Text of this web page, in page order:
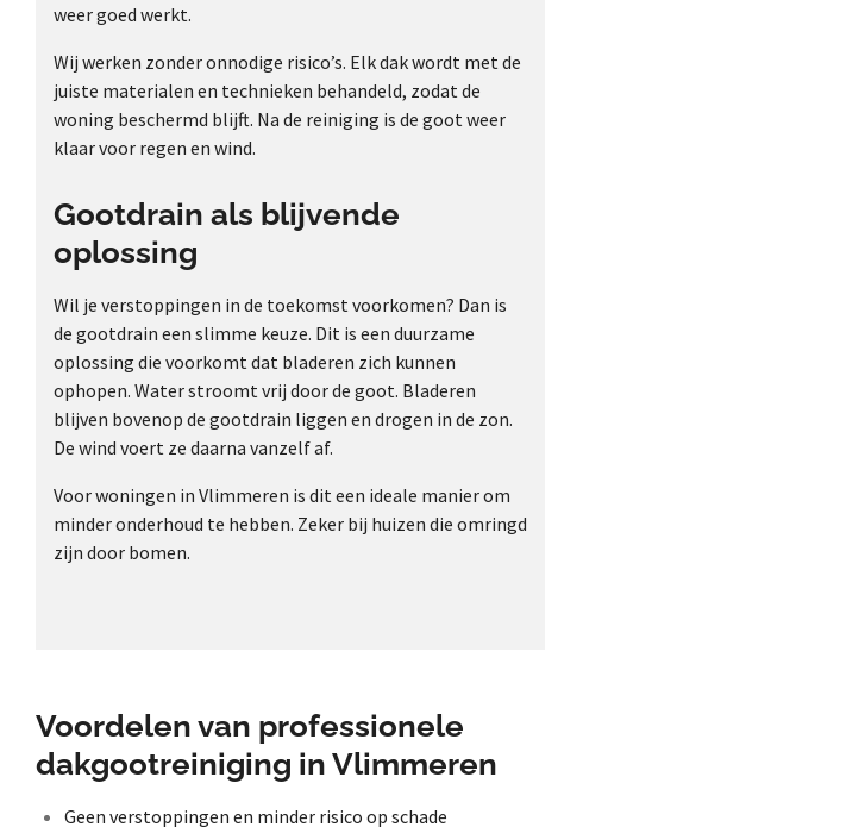
weer goed werkt.
Wij werken zonder onnodige risico’s. Elk dak wordt met de
juiste materialen en technieken behandeld, zodat de
woning beschermd blijft. Na de reiniging is de goot weer
klaar voor regen en wind.
Gootdrain als blijvende
oplossing
Wil je verstoppingen in de toekomst voorkomen? Dan is
de gootdrain een slimme keuze. Dit is een duurzame
oplossing die voorkomt dat bladeren zich kunnen
ophopen. Water stroomt vrij door de goot. Bladeren
blijven bovenop de gootdrain liggen en drogen in de zon.
De wind voert ze daarna vanzelf af.
Voor woningen in Vlimmeren is dit een ideale manier om
minder onderhoud te hebben. Zeker bij huizen die omringd
zijn door bomen.
Voordelen van professionele
dakgootreiniging in Vlimmeren
Geen verstoppingen en minder risico op schade